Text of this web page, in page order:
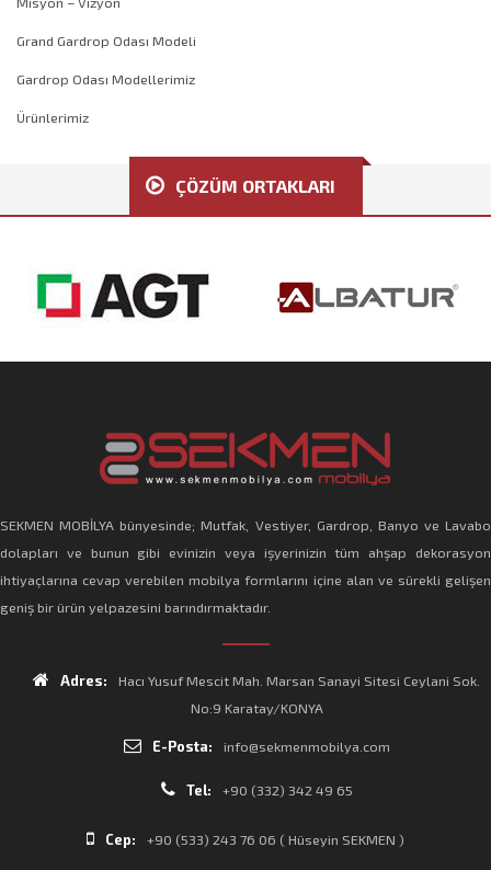
Grand Gardrop Odası Modeli
Gardrop Odası Modellerimiz
Ürünlerimiz
ÇÖZÜM ORTAKLARI
SEKMEN MOBİLYA bünyesinde; Mutfak, Vestiyer, Gardrop, Banyo ve Lavabo
dolapları ve bunun gibi evinizin veya işyerinizin tüm ahşap dekorasyon
ihtiyaçlarına cevap verebilen mobilya formlarını içine alan ve sürekli gelişen
geniş bir ürün yelpazesini barındırmaktadır.
Adres:
Hacı Yusuf Mescit Mah. Marsan Sanayi Sitesi Ceylani Sok.
No:9 Karatay/KONYA
E-Posta: info@sekmenmobilya.com
Tel: +90 (332) 342 49 65
Cep: +90 (533) 243 76 06 ( Hüseyin SEKMEN )